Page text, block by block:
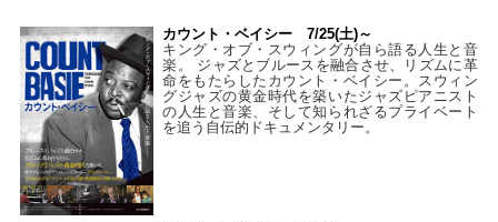
カウント・ベイシー 7/25(土)～
キング・オブ・スウィングが自ら語る人生と音
楽。 ジャズとブルースを融合させ、リズムに革
命をもたらしたカウント・ベイシー。スウィン
グジャズの黄金時代を築いたジャズピアニスト
の人生と音楽、そして知られざるプライベート
を追う自伝的ドキュメンタリー。